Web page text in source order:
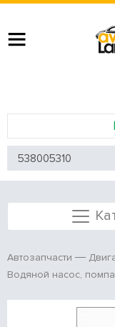
Автозапчасти
Водяной насос, помпа